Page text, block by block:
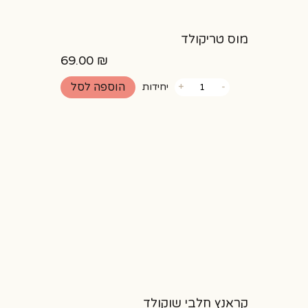
מוס טריקולד
69.00 ₪
-של
+ יחידות הוספה לסל
קראנץ חלבי שוקולד